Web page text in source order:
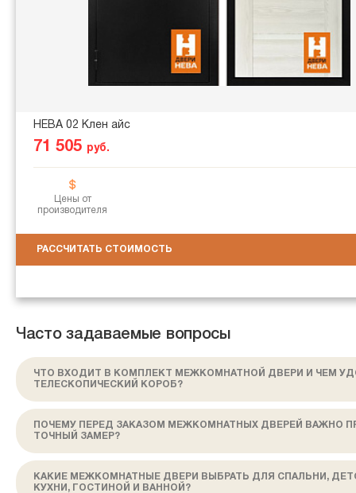
НЕВА 02 Клен айс
71 505 руб.
Цены от
производителя
РАССЧИТАТЬ СТОИМОСТЬ
Часто задаваемые вопросы
ЧТО ВХОДИТ В КОМПЛЕКТ МЕЖКОМНАТНОЙ ДВЕРИ И ЧЕМ
ТЕЛЕСКОПИЧЕСКИЙ КОРОБ?
ПОЧЕМУ ПЕРЕД ЗАКАЗОМ МЕЖКОМНАТНЫХ ДВЕРЕЙ ВАЖНО
ТОЧНЫЙ ЗАМЕР?
КАКИЕ МЕЖКОМНАТНЫЕ ДВЕРИ ВЫБРАТЬ ДЛЯ СПАЛЬНИ,
КУХНИ, ГОСТИНОЙ И ВАННОЙ?